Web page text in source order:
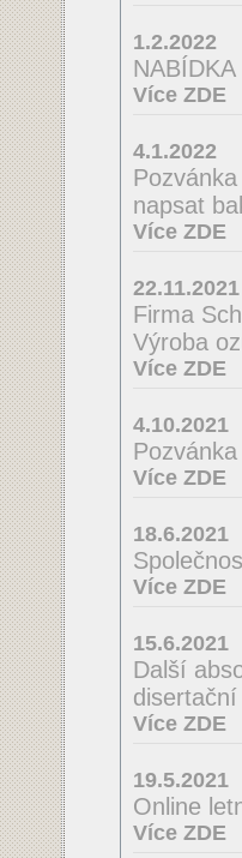
1.2.2022
Více ZDE
4.1.2022
napsat
Více ZDE
22.11.2021
Firma
Výroba
Více ZDE
4.10.2021
Více ZDE
18.6.2021
Více ZDE
15.6.2021
Další
Více ZDE
19.5.2021
Online
Více ZDE